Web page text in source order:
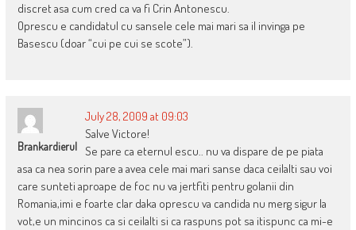
discret asa cum cred ca va fi Crin Antonescu.
Oprescu e candidatul cu sansele cele mai mari sa il invinga pe
Basescu (doar “cui pe cui se scote”).
Brankardierul
July 28, 2009 at 09:03
Salve Victore!
Se pare ca eternul escu.. nu va dispare de pe piata
asa ca nea sorin pare a avea cele mai mari sanse daca ceilalti sau voi
care sunteti aproape de foc nu va jertfiti pentru golanii din
Romania,imi e foarte clar daka oprescu va candida nu merg sigur la
vot,e un mincinos ca si ceilalti si ca raspuns pot sa itispunc ca mi-e